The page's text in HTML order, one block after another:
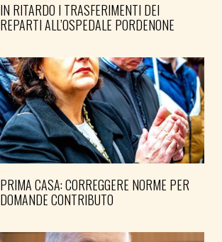
IN RITARDO I TRASFERIMENTI DEI
REPARTI ALL’OSPEDALE PORDENONE
PRIMA CASA: CORREGGERE NORME PER
DOMANDE CONTRIBUTO